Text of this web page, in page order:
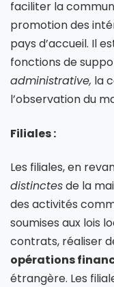
faciliter la
promotion des
pays d’accueil. Il
fonctions de
administrative, la
l’observation du
Filiales :
Les filiales, en
distinctesde la
des activités
soumises aux lois
contrats, réaliser
opérations
étrangère. Les